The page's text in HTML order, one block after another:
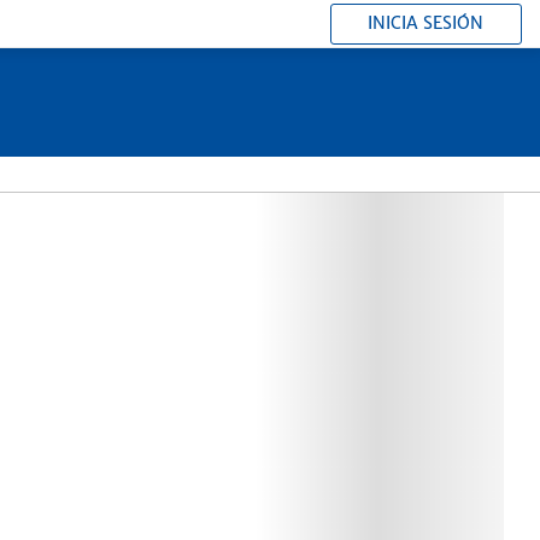
INICIA SESIÓN